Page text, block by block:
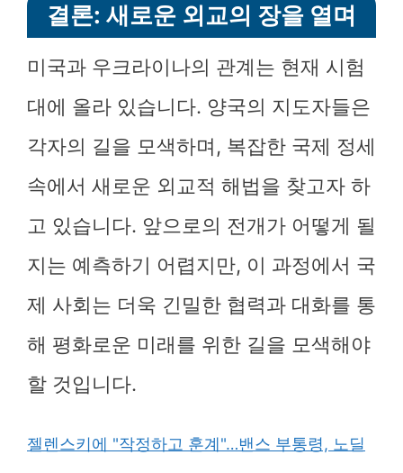
결론: 새로운 외교의 장을 열며
미국과 우크라이나의 관계는 현재 시험
대에 올라 있습니다. 양국의 지도자들은
각자의 길을 모색하며, 복잡한 국제 정세
속에서 새로운 외교적 해법을 찾고자 하
고 있습니다. 앞으로의 전개가 어떻게 될
지는 예측하기 어렵지만, 이 과정에서 국
제 사회는 더욱 긴밀한 협력과 대화를 통
해 평화로운 미래를 위한 길을 모색해야
할 것입니다.
젤렌스키에 "작정하고 훈계"…밴스 부통령, 노딜